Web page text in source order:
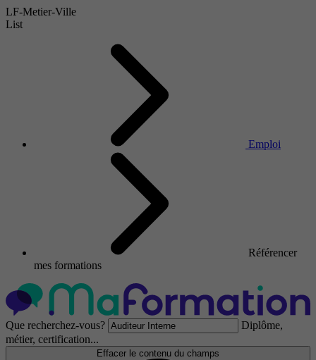
LF-Metier-Ville
List
Emploi
Référencer
mes formations
Que recherchez-vous?
Diplôme,
métier, certification...
Effacer le contenu du champs